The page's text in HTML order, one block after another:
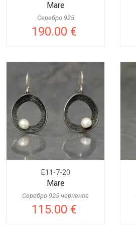
Mare
Серебро 925
190.00 €
E11-7-20
Mare
Серебро 925 черненое
115.00 €